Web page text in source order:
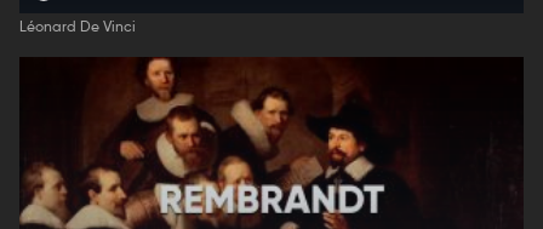
Léonard De Vinci